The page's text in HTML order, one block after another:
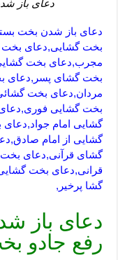
دعای باز
دعای باز شدن بخت
بخت گشایی,دعای
مجرب,دعای بخت
بخت گشای پسر,دعای
مردان,دعای بخت
بخت گشایی
گشایی امام
گشایی از امام
گشای قرآنی,دعای
قرانی,دعای بخت
گشا پرخیر,
دعای باز
رفع جادو